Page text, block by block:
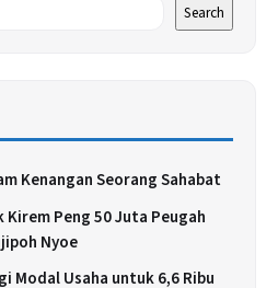
Search
Kenangan Seorang Sahabat
Kirem Peng 50 Juta Peugah
Nyoe
Modal Usaha untuk 6,6 Ribu